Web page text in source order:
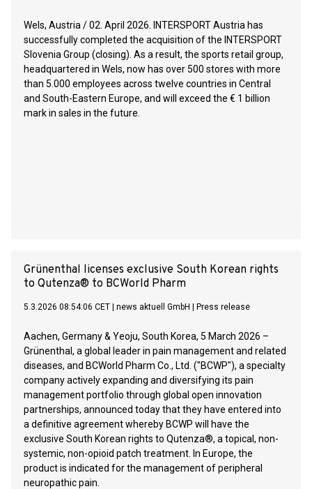
Wels, Austria / 02. April 2026. INTERSPORT Austria has
successfully completed the acquisition of the INTERSPORT
Slovenia Group (closing). As a result, the sports retail group,
headquartered in Wels, now has over 500 stores with more
than 5.000 employees across twelve countries in Central
and South-Eastern Europe, and will exceed the € 1 billion
mark in sales in the future.
Grünenthal licenses exclusive South Korean rights
to Qutenza® to BCWorld Pharm
5.3.2026 08:54:06 CET news aktuell GmbH Press release
Aachen, Germany & Yeoju, South Korea, 5 March 2026 –
Grünenthal, a global leader in pain management and related
diseases, and BCWorld Pharm Co., Ltd. ("BCWP"), a specialty
company actively expanding and diversifying its pain
management portfolio through global open innovation
partnerships, announced today that they have entered into
a definitive agreement whereby BCWP will have the
exclusive South Korean rights to Qutenza®, a topical, non-
systemic, non-opioid patch treatment. In Europe, the
product is indicated for the management of peripheral
neuropathic pain.